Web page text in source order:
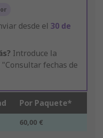
desde el 30 de
Introduce la
fechas de
Por Paquete*
60,00 €